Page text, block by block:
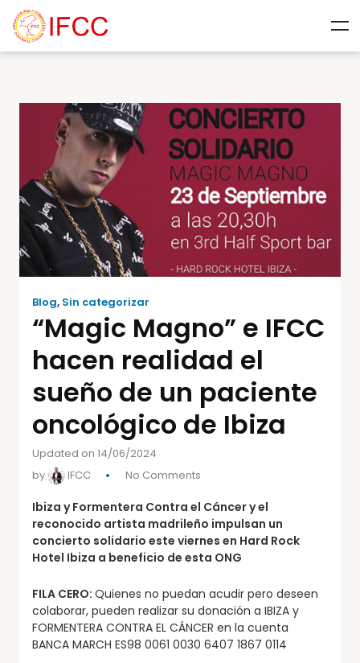
Blog, Sin categorizar
“Magic Magno” e IFCC
hacen realidad el
sueño de un paciente
oncológico de Ibiza
Updated on 14/06/2024
by
IFCC No Comments
Ibiza y Formentera Contra el Cáncer y el
reconocido artista madrileño impulsan un
concierto solidario este viernes en Hard Rock
Hotel Ibiza a beneficio de esta ONG
FILA CERO: Quienes no puedan acudir pero deseen
colaborar, pueden realizar su donación a IBIZA y
FORMENTERA CONTRA EL CÁNCER en la cuenta
BANCA MARCH ES98 0061 0030 6407 1867 0114